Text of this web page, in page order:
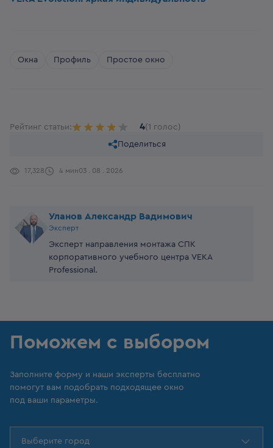
Окна Профиль Простое окно
Рейтинг статьи: 4(1 голос)
Поделиться
17,328 4 мин03 . 08 . 2026
Уланов Александр Вадимович
Эксперт
Эксперт направления монтажа СПК
корпоративного учебного центра VEKA
Professional.
Поможем с выбором
Заполните форму и наши эксперты бесплатно
помогут вам подобрать подходящее окно
под ваши параметры.
Выберите город